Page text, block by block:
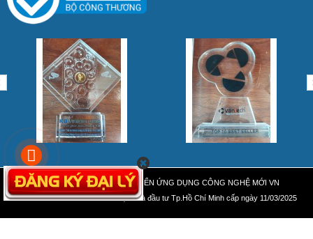
CÔNG TY CỔ PHẦN PHÁT TRIỂN ỨNG DỤNG CÔNG NGHỆ MỚI VN
MST 0318867669 do Sở Kế Hoạch và đầu tư Tp.Hồ Chí Minh cấp ngày 11/03/2025